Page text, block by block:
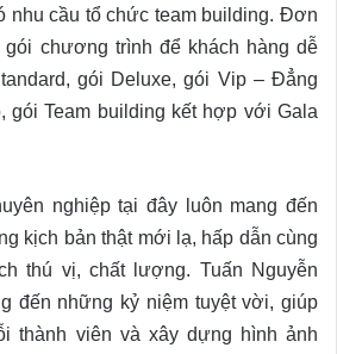
nhu cầu tổ chức team building. Đơn
chương trình để khách hàng dễ
gói Deluxe, gói Vip – Đẳng
gói Team building kết hợp với Gala
nghiệp tại đây luôn mang đến
kịch bản thật mới lạ, hấp dẫn cùng
thú vị, chất lượng. Tuấn Nguyễn
đến những kỷ niệm tuyệt vời, giúp
thành viên và xây dựng hình ảnh